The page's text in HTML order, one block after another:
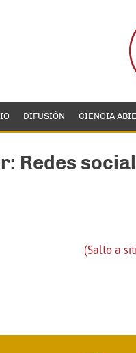
DIFUSIÓN CIENCIA
Redes
(Salto a